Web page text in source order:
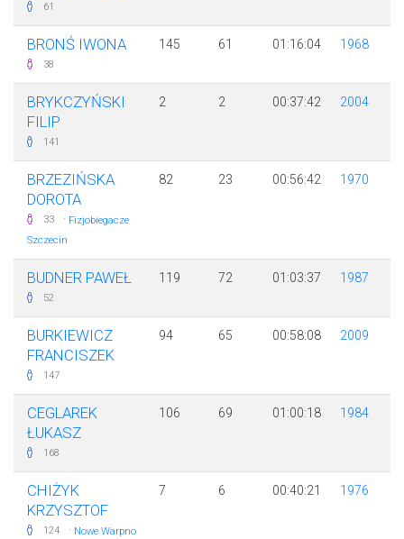
61
BRONŚ IWONA
38
145 61 01:16:04 1968
BRYKCZYŃSKI
FILIP
141
2 2 00:37:42 2004
BRZEZIŃSKA
DOROTA
33 · Fizjobiegacze
Szczecin
82 23 00:56:42 1970
BUDNER PAWEŁ
52
119 72 01:03:37 1987
BURKIEWICZ
FRANCISZEK
147
94 65 00:58:08 2009
CEGLAREK
ŁUKASZ
168
106 69 01:00:18 1984
CHIŻYK
KRZYSZTOF
124 · Nowe Warpno
7 6 00:40:21 1976